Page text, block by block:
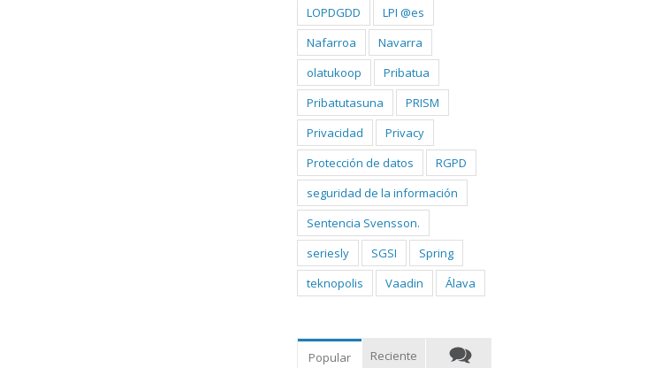
LOPDGDD
LPI @es
Nafarroa
Navarra
olatukoop
Pribatua
Pribatutasuna
PRISM
Privacidad
Privacy
Protección de datos
RGPD
seguridad de la información
Sentencia Svensson.
seriesly
SGSI
Spring
teknopolis
Vaadin Álava
Popular Reciente